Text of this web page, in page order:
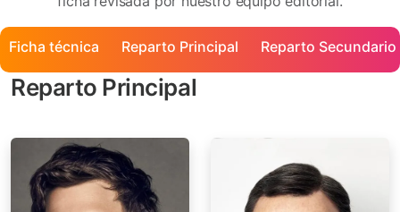
Ficha técnica Reparto Principal Reparto Secundario
Reparto Principal